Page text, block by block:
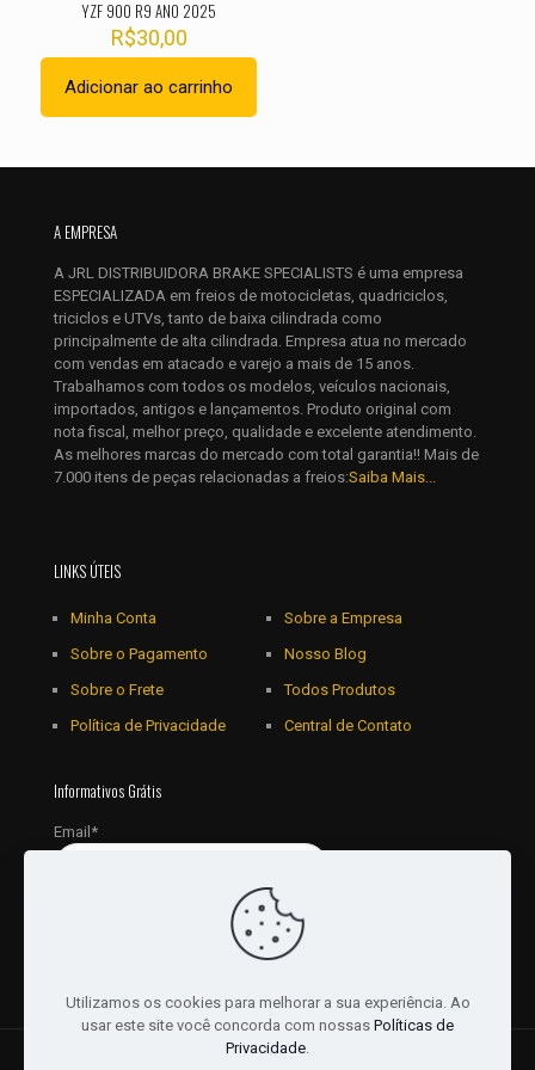
mail
*
Salvar meus dados neste navegador para a próxima vez que
eu comentar.
YZF 900 R9 ANO 2025
R$30,00
Adicionar ao carrinho
A EMPRESA
A JRL DISTRIBUIDORA BRAKE SPECIALISTS é uma empresa
ESPECIALIZADA em freios de motocicletas, quadriciclos,
triciclos e UTVs, tanto de baixa cilindrada como
principalmente de alta cilindrada. Empresa atua no mercado
com vendas em atacado e varejo a mais de 15 anos.
Trabalhamos com todos os modelos, veículos nacionais,
importados, antigos e lançamentos. Produto original com
nota fiscal, melhor preço, qualidade e excelente atendimento.
As melhores marcas do mercado com total garantia!! Mais de
7.000 itens de peças relacionadas a freios:Saiba Mais...
LINKS ÚTEIS
Minha Conta
Sobre o Pagamento
Sobre o Frete
Política de Privacidade
Sobre a Empresa
Nosso Blog
Todos Produtos
Central de Contato
Informativos Grátis
Email*
Utilizamos os cookies para melhorar a sua experiência. Ao
usar este site você concorda com nossas Políticas de
Privacidade.